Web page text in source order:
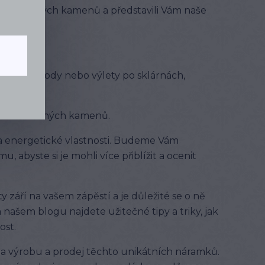
a drahých kamenů a představili Vám naše
do přírody nebo výlety po sklárnách,
a drahých kamenů.
vlastnosti. Budeme Vám
abyste si je mohli více přiblížit a ocenit
na vašem zápěstí a je důležité se o ně
našem blogu najdete užitečné tipy a triky, jak
výrobu a prodej těchto unikátních náramků.